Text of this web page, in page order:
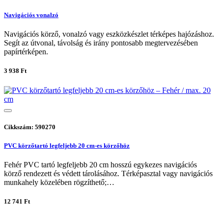
Navigációs vonalzó
Navigációs körző, vonalzó vagy eszközkészlet térképes hajózáshoz.
Segít az útvonal, távolság és irány pontosabb megtervezésében
papírtérképen.
3 938 Ft
Cikkszám: 590270
PVC körzőtartó legfeljebb 20 cm-es körzőhöz
Fehér PVC tartó legfeljebb 20 cm hosszú egykezes navigációs
körző rendezett és védett tárolásához. Térképasztal vagy navigációs
munkahely közelében rögzíthető;…
12 741 Ft